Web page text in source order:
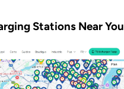
Stations Near You